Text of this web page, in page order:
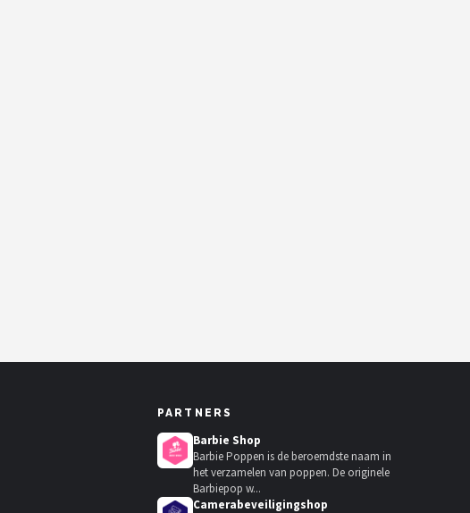
PARTNERS
Barbie Shop
Barbie Poppen is de beroemdste naam in
het verzamelen van poppen. De originele
Barbiepop w...
Camerabeveiligingshop